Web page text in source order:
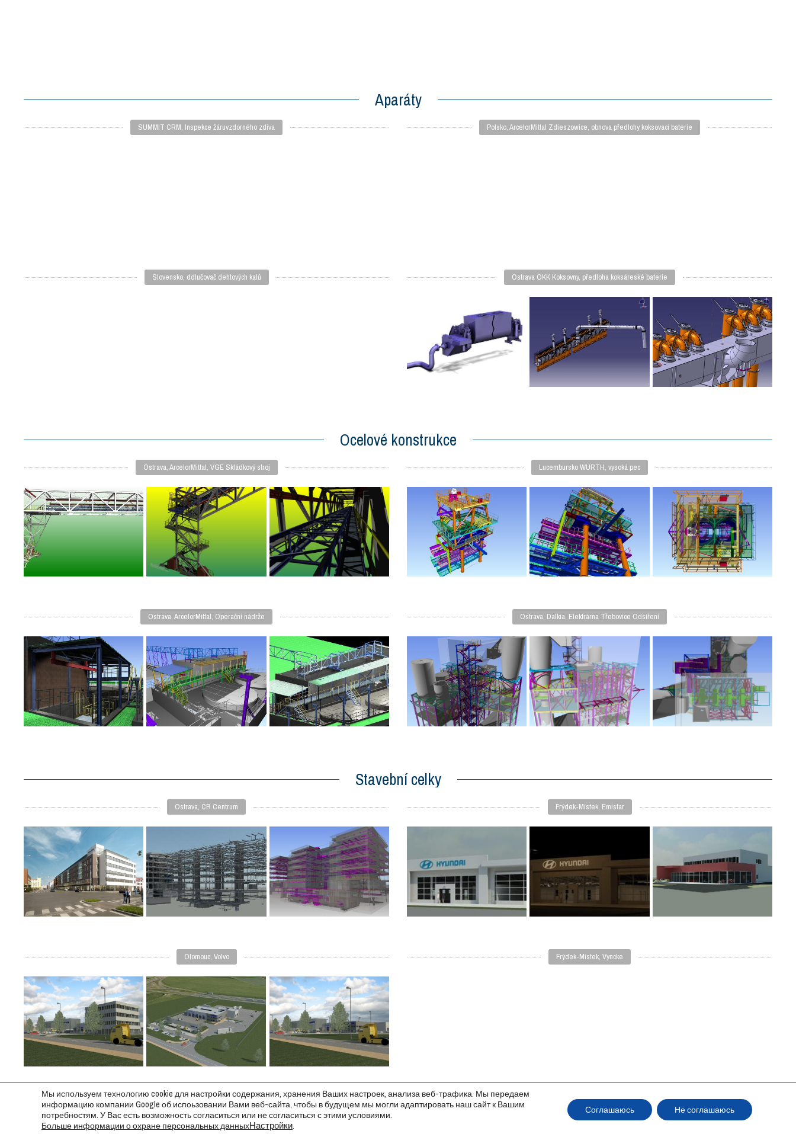
Aparáty
SUMMIT CRM, Inspekce žáruvzdorného zdiva Polsko, ArcelorMittal Zdieszowice, obnova předlohy koksovací baterie
Slovensko, ddlučovač dehtových kalů Ostrava OKK Koksovny, předloha koksáreské baterie
Ocelové konstrukce
Ostrava, ArcelorMittal, VGE Skládkový stroj Lucembursko WURTH, vysoká pec
Ostrava, ArcelorMittal, Operační nádrže Ostrava, Dalkia, Elektrárna Třebovice Odsíření
Stavební celky
Ostrava, CB Centrum Frýdek-Místek, Emistar
Olomouc, Volvo Frýdek-Místek, Vyncke
Nový Jičín, Patologie Havířov, Volvo
Мы используем технологию cookie для настройки содержания, хранения Ваших настроек, анализа веб-трафика. Мы передаем
информацию компании Google об испоьзовании Вами веб-сайта, чтобы в будущем мы могли адаптировать наш сайт к Вашим
потребностям. У Вас есть возможность согласиться или не согласиться с этими условиями.
Больше информации о охране персональных данныхНастройки.
Соглашаюсь Не соглашаюсь